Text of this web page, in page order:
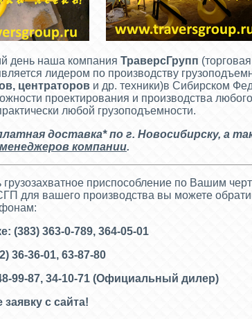
день наша компания ТраверсГрупп
лидером по производству
центраторов и др. техники)в Сибирском
проектирования и производства любого
любой грузоподъемности.
доставка* по г. Новосибирску, а
менеджеров компании.
грузозахватное приспособление по Вашим
для вашего производства вы можете
(383) 363-0-789, 364-05-01
36-36-01, 63-87-80
99-87, 34-10-71 (Официальный дилер)
с сайта!